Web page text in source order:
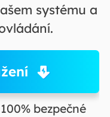
systému a
100% bezpečné